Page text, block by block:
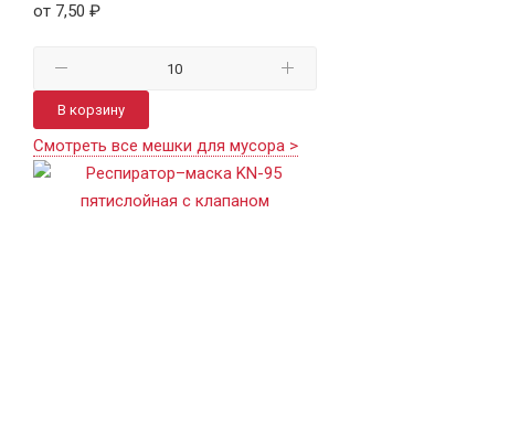
от 7,50 ₽
В корзину
Смотреть все мешки для мусора >